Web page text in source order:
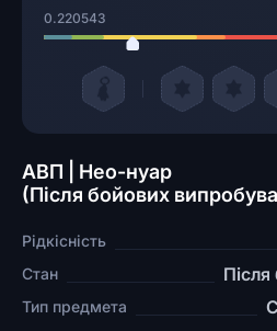
0.220543
АВП | Нео-нуар
(Після бойових
Рідкісність
Стан
Тип предмета